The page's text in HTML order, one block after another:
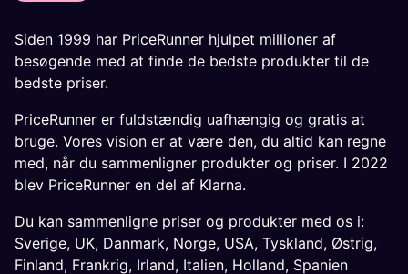
Siden 1999 har PriceRunner hjulpet millioner af
besøgende med at finde de bedste produkter til de
bedste priser.
PriceRunner er fuldstændig uafhængig og gratis at
bruge. Vores vision er at være den, du altid kan regne
med, når du sammenligner produkter og priser. I 2022
blev PriceRunner en del af Klarna.
Du kan sammenligne priser og produkter med os i:
Sverige, UK, Danmark, Norge, USA, Tyskland, Østrig,
Finland, Frankrig, Irland, Italien, Holland, Spanien